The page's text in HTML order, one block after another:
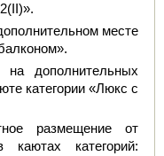
месте
дополнительных
категории «Люкс с
размещение от
каютах категорий: